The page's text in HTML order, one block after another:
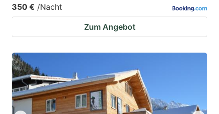
350 € /Nacht
Zum Angebot